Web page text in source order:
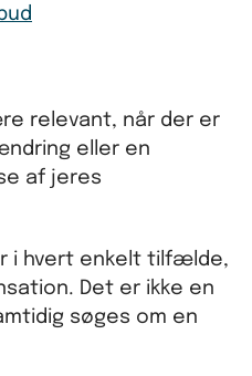
relevant, når der er
eller en
af jeres
i hvert enkelt tilfælde,
Det er ikke en
søges om en